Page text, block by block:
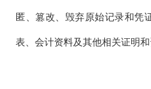
匿、篡改、毁弃原始记录和凭
表、会计资料及其他相关证明和